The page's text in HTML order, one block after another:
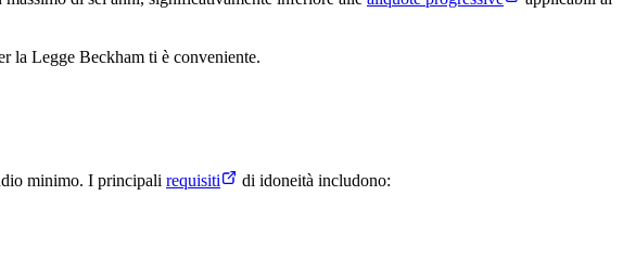
la Legge Beckham ti è conveniente.
minimo. I principali requisiti
di idoneità includono: